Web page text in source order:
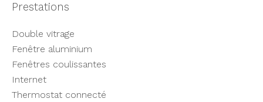
Prestations
Double vitrage
Fenêtre aluminium
Fenêtres coulissantes
Internet
Thermostat connecté